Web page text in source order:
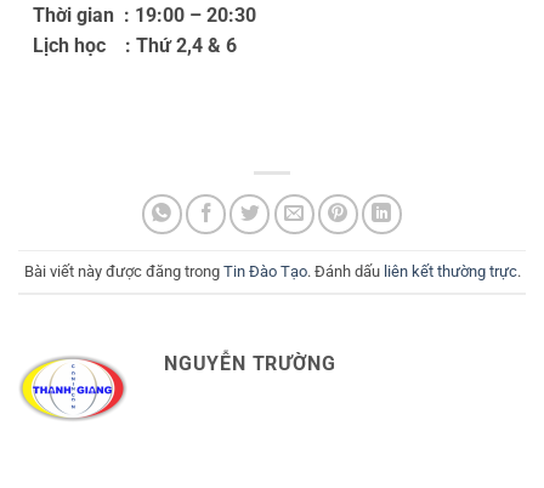
Thời gian : 19:00 – 20:30
Lịch học : Thứ 2,4 & 6
Bài viết này được đăng trong Tin Đào Tạo. Đánh dấu liên kết thường trực.
NGUYỄN TRƯỜNG